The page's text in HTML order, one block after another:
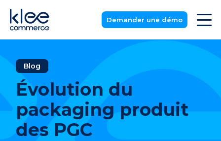
Demander une démo
Blog
Évolution du
packaging produit
des PGC